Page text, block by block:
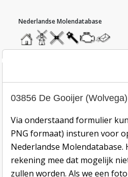
homemolendatabase
roedendatabase
assendatabase
stuur
een
inzend-formulier
03856 De Gooijer (Wolvega)
Via onderstaand formulier
PNG formaat) insturen voor
Nederlandse Molendatabase.
rekening mee dat mogelijk
zullen worden. Als we een